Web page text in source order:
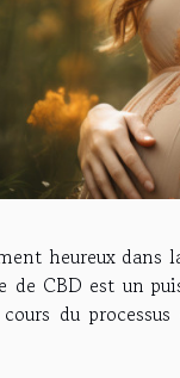
heureux
de CBD est un
du